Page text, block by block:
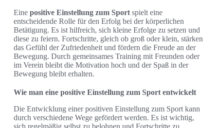
Eine positive Einstellung zum Sport spielt eine
entscheidende Rolle für den Erfolg bei der körperlichen
Betätigung. Es ist hilfreich, sich kleine Erfolge zu setzen und
diese zu feiern. Fortschritte, gleich ob groß oder klein, stärken
das Gefühl der Zufriedenheit und fördern die Freude an der
Bewegung. Durch gemeinsames Training mit Freunden oder
im Verein bleibt die Motivation hoch und der Spaß in der
Bewegung bleibt erhalten.
Wie man eine positive Einstellung zum Sport entwickelt
Die Entwicklung einer positiven Einstellung zum Sport kann
durch verschiedene Wege gefördert werden. Es ist wichtig,
sich regelmäßig selbst zu belohnen und Fortschritte zu